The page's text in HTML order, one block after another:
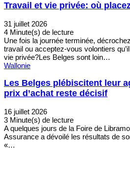
Travail et vie privée: où
31 juillet 2026
4 Minute(s) de lecture
Une fois la journée terminée,
travail ou acceptez-vous volontiers
vie privée?Les Belges sont loin…
Wallonie
Les Belges plébiscitent leur
prix d’achat reste décisif
16 juillet 2026
3 Minute(s) de lecture
A quelques jours de la Foire de
Assurance a dévoilé les résultats de
«…